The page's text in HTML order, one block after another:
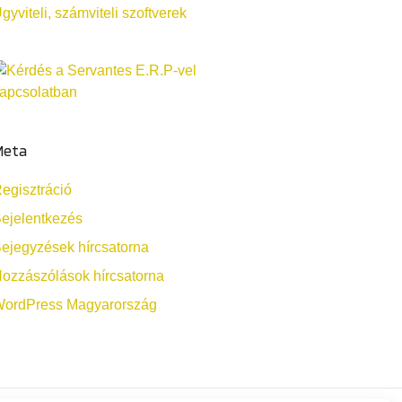
számviteli szoftverek
hírcsatorna
hírcsatorna
Magyarország